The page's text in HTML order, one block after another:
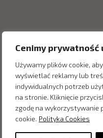
Cenimy
Używamy plików cookie,
wyświetlać reklamy lub
indywidualnych potrzeb
na stronie. Kliknięcie
zgodę na wykorzystywanie
cookie. Polityka Cookies
Inne